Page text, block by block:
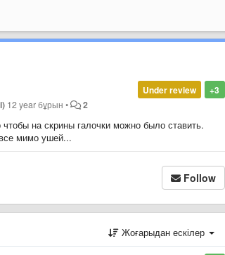
+3
Under review
12 year бұрын • 2
на скрины галочки можно было ставить.
мимо ушей...
Follow
Жоғарыдан ескілер